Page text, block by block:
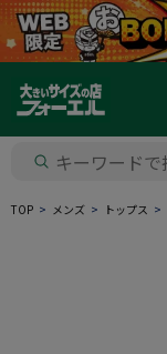
TOP メンズ トップス